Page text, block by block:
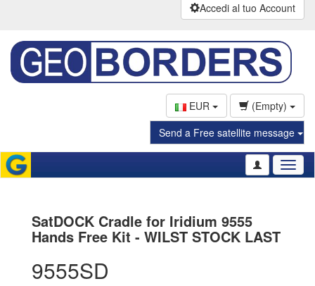
Accedi al tuo Account
EUR
(Empty)
Send a Free satellite message
SatDOCK Cradle for Iridium 9555
Hands Free Kit - WILST STOCK LAST
9555SD